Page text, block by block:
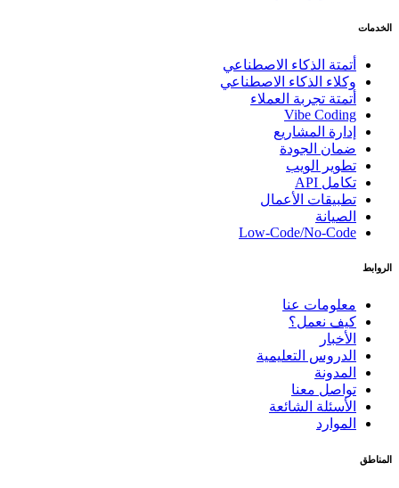
الخدمات
أتمتة الذكاء الاصطناعي
وكلاء الذكاء الاصطناعي
أتمتة تجربة العملاء
Vibe Coding
إدارة المشاريع
ضمان الجودة
تطوير الويب
تكامل API
تطبيقات الأعمال
الصيانة
Low-Code/No-Code
الروابط
معلومات عنا
كيف نعمل؟
الأخبار
الدروس التعليمية
المدونة
تواصل معنا
الأسئلة الشائعة
الموارد
المناطق